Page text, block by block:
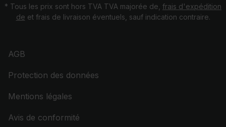
* Tous les prix sont hors TVA TVA majorée de, frais d'expédition
de et frais de livraison éventuels, sauf indication contraire.
AGB
Protection des données
Mentions légales
Avis de conformité